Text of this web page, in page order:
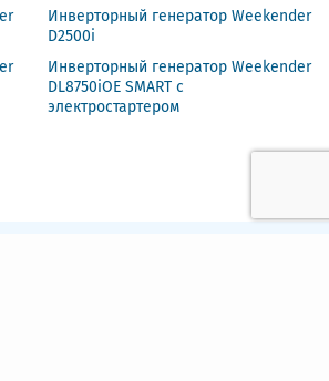
Инверторный генератор Weekender
D2500i
Инверторный генератор Weekender
DL8750iOE SMART с
электростартером